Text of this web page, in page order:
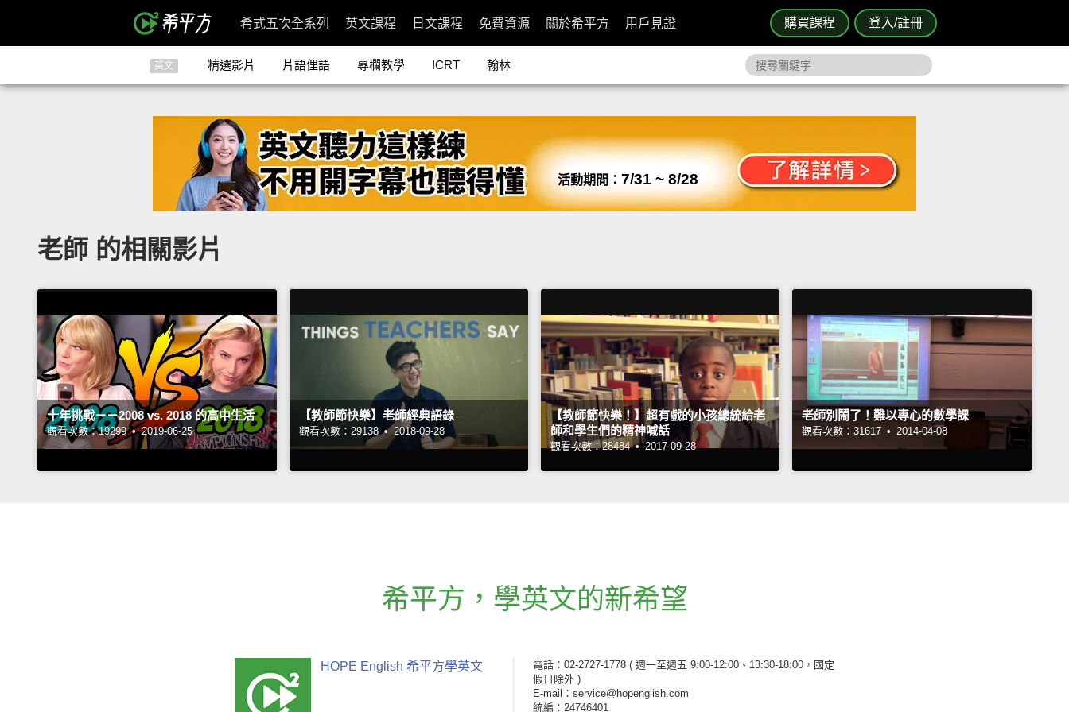
購買課程 登入/註冊
希式五次全系列 英文課程 日文課程 免費資源 關於希平方 用戶見證
英文 精選影片 片語俚語 專欄教學 ICRT 翰林
活動期間： 7/31 ~ 8/28
老師 的相關影片
十年挑戰－－2008 vs. 2018 的高中生活
觀看次數：19299 • 2019-06-25
【教師節快樂】老師經典語錄
觀看次數：29138 • 2018-09-28
【教師節快樂！】超有戲的小孩總統給老
師和學生們的精神喊話
觀看次數：28484 • 2017-09-28
老師別鬧了！難以專心的數學課
觀看次數：31617 • 2014-04-08
希平方 ， 學英文的新希望
HOPE English 希平方學英文 電話：02-2727-1778 ( 週一至週五 9:00-12:00、13:30-18:00，國定
假日除外 )
E-mail：service@hopenglish.com
統編：24746401